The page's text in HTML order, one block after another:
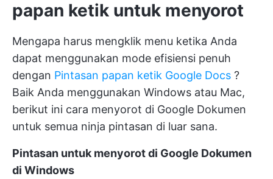
papan ketik untuk menyorot
Mengapa harus mengklik menu ketika Anda
dapat menggunakan mode efisiensi penuh
dengan Pintasan papan ketik Google Docs ?
Baik Anda menggunakan Windows atau Mac,
berikut ini cara menyorot di Google Dokumen
untuk semua ninja pintasan di luar sana.
Pintasan untuk menyorot di Google Dokumen
di Windows